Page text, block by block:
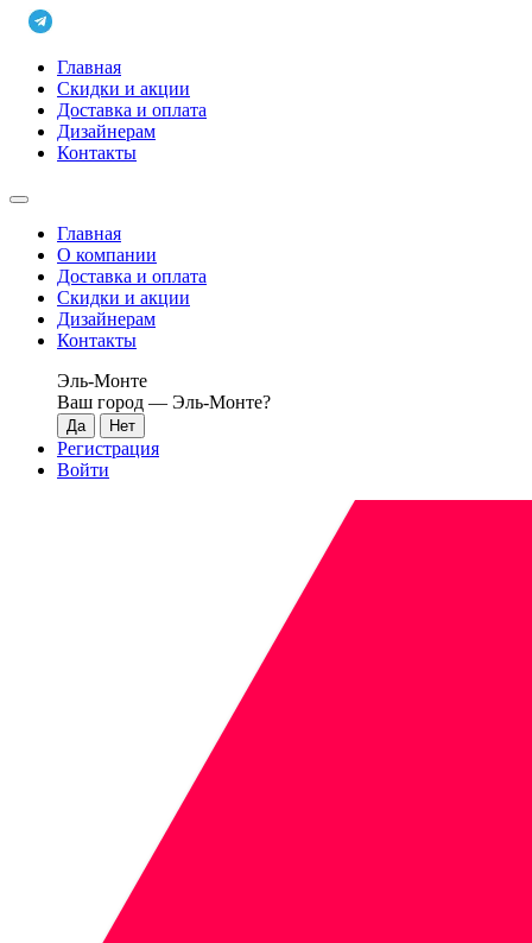
Главная
Скидки и акции
Доставка и оплата
Дизайнерам
Контакты
Главная
О компании
Доставка и оплата
Скидки и акции
Дизайнерам
Контакты
Эль-Монте
Ваш город — Эль-Монте?
Регистрация
Войти